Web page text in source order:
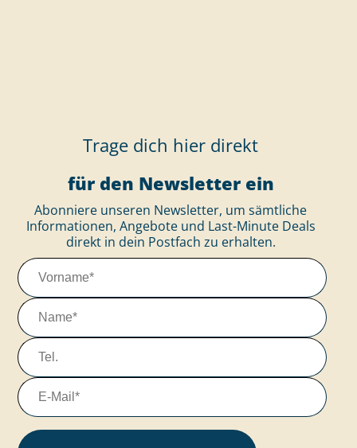
Trage dich hier direkt
für den Newsletter ein
Abonniere unseren Newsletter, um sämtliche
Informationen, Angebote und Last-Minute Deals
direkt in dein Postfach zu erhalten.